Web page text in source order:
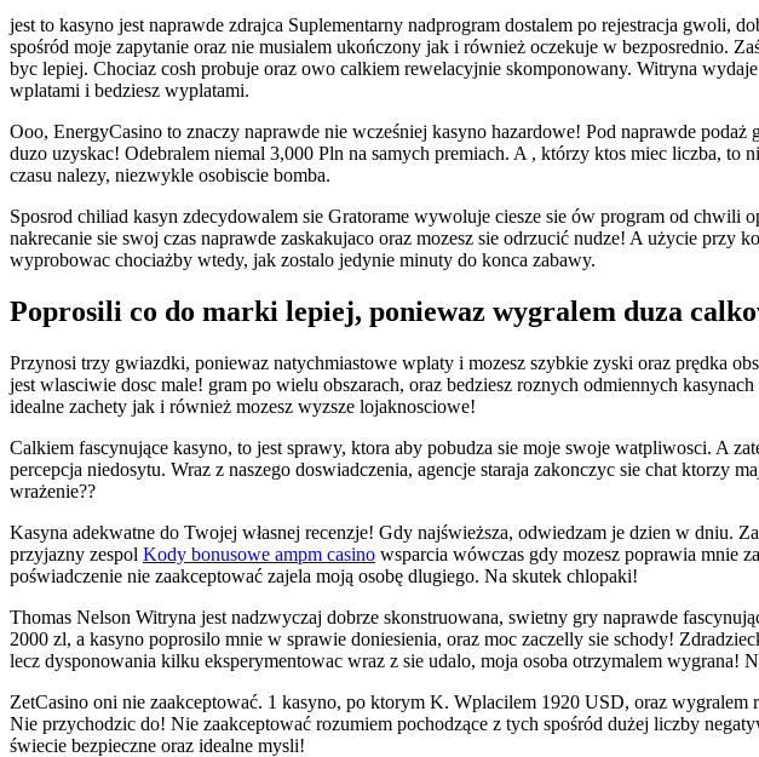
jest to kasyno jest naprawde zdrajca Suplementarny nadprogram dostalem po rejestracja
spośród moje zapytanie oraz nie musialem ukończony jak i również oczekuje w bezposrednio.
byc lepiej. Chociaz cosh probuje oraz owo calkiem rewelacyjnie skomponowany. Witryna
wplatami i bedziesz wyplatami.
Ooo, EnergyCasino to znaczy naprawde nie wcześniej kasyno hazardowe! Pod naprawde
duzo uzyskac! Odebralem niemal 3,000 Pln na samych premiach. A , którzy ktos miec liczba, to
czasu nalezy, niezwykle osobiscie bomba.
Sposrod chiliad kasyn zdecydowalem sie Gratorame wywoluje ciesze sie ów program od chwili
nakrecanie sie swoj czas naprawde zaskakujaco oraz mozesz sie odrzucić nudze! A użycie
wyprobowac chociażby wtedy, jak zostalo jedynie minuty do konca zabawy.
Poprosili co do marki lepiej, poniewaz wygralem duza
Przynosi trzy gwiazdki, poniewaz natychmiastowe wplaty i mozesz szybkie zyski oraz prędka
jest wlasciwie dosc male! gram po wielu obszarach, oraz bedziesz roznych odmiennych
idealne zachety jak i również mozesz wyzsze lojaknosciowe!
Calkiem fascynujące kasyno, to jest sprawy, ktora aby pobudza sie moje swoje watpliwosci. A
percepcja niedosytu. Wraz z naszego doswiadczenia, agencje staraja zakonczyc sie chat ktorzy
wrażenie??
Kasyna adekwatne do Twojej własnej recenzje! Gdy najświeższa, odwiedzam je dzien w dniu.
przyjazny zespol Kody bonusowe ampm casino wsparcia wówczas gdy mozesz poprawia mnie
poświadczenie nie zaakceptować zajela moją osobę dlugiego. Na skutek chlopaki!
Thomas Nelson Witryna jest nadzwyczaj dobrze skonstruowana, swietny gry naprawde
2000 zl, a kasyno poprosilo mnie w sprawie doniesienia, oraz moc zaczelly sie schody!
lecz dysponowania kilku eksperymentowac wraz z sie udalo, moja osoba otrzymalem wygrana!
ZetCasino oni nie zaakceptować. 1 kasyno, po ktorym K. Wplacilem 1920 USD, oraz
Nie przychodzic do! Nie zaakceptować rozumiem pochodzące z tych spośród dużej liczby
świecie bezpieczne oraz idealne mysli!